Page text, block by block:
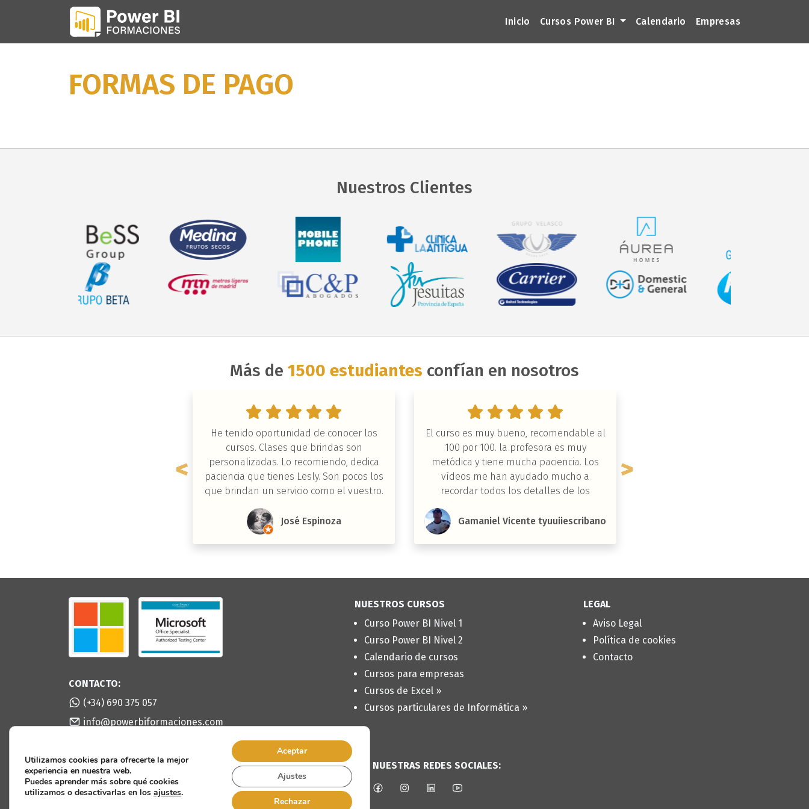
Inicio Cursos Power BI Calendario Empresas
FORMAS DE PAGO
Nuestros Clientes
Más de 1500 estudiantes confían en nosotros
He tenido oportunidad de conocer los
cursos. Clases que brindas son
personalizadas. Lo recomiendo, dedica
paciencia que tienes Lesly. Son pocos los
que brindan un servicio como el vuestro.
José Espinoza
El curso es muy bueno, recomendable al
100 por 100. la profesora es muy
metódica y tiene mucha paciencia. Los
vídeos me han ayudado mucho a
recordar todos los detalles de los
ejercicios, el centro esta bien ubicado.
Gamaniel Vicente tyuuiiescribano
CONTACTO:
(+34) 690 375 057
info@powerbiformaciones.com
NUESTROS CURSOS
Curso Power BI Nivel 1
Curso Power BI Nivel 2
Calendario de cursos
Cursos para empresas
Cursos de Excel »
Cursos particulares de Informática »
LEGAL
Aviso Legal
Política de cookies
Contacto
SÍGUENOS EN NUESTRAS REDES SOCIALES:
Utilizamos cookies para ofrecerte la mejor
experiencia en nuestra web.
Puedes aprender más sobre qué cookies
utilizamos o desactivarlas en los ajustes.
Aceptar
Rechazar
Ajustes